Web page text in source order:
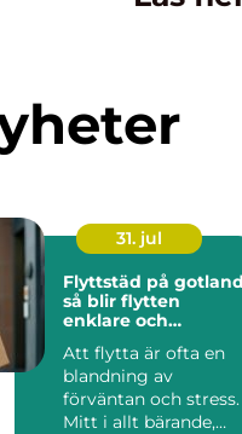
31. jul
Flyttstäd på gotland
så blir flytten
enklare och
Att flytta är ofta en
blandning av
förväntan och stress.
Mitt i allt bärande,